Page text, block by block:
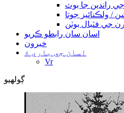
راندين جا بوٽ
/ ولڪنائيز جوتا
جي فٽبال بوٽن
اسان سان رابطو ڪريو
خبرون
اسان جي باري ۾
Vr
ڳولهيو